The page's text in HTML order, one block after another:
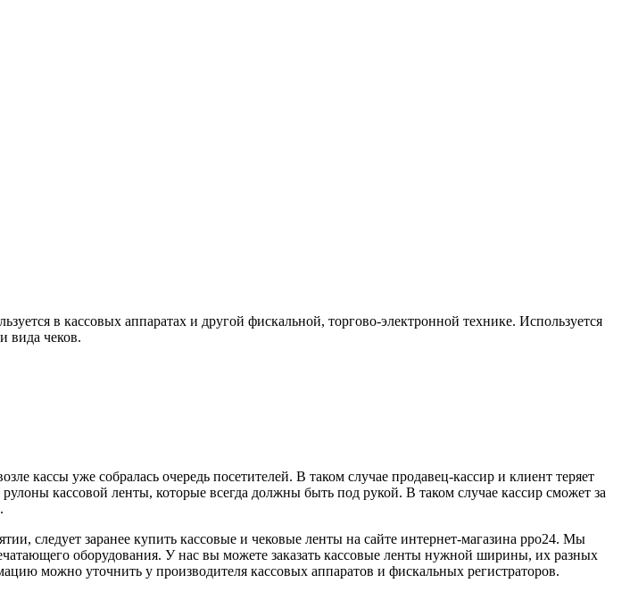
в кассовых аппаратах и другой фискальной, торгово-электронной технике. Используется
вида чеков.
кассы уже собралась очередь посетителей. В таком случае продавец-кассир и клиент теряет
кассовой ленты, которые всегда должны быть под рукой. В таком случае кассир сможет за
следует заранее купить кассовые и чековые ленты на сайте интернет-магазина рро24. Мы
оборудования. У нас вы можете заказать кассовые ленты нужной ширины, их разных
можно уточнить у производителя кассовых аппаратов и фискальных регистраторов.